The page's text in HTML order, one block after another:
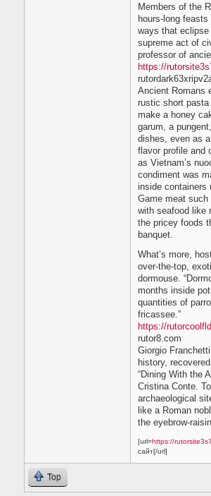
Members of the
hours-long
ways that eclipse
supreme act of
professor of
https://
Ancient Romans
rustic short
make a honey
garum, a
dishes, even as
flavor profile and
as Vietnam’s
condiment was
inside containers
Game meat such
with seafood like
the pricey foods
banquet.
What’s more,
over-the-top,
dormouse.
months inside
quantities of
fricassee.”
https://
rutor8.com
Giorgio
history,
“Dining With the
Cristina Conte.
archaeological
like a Roman
the eyebrow-
[url=https://
сайт[/url]
Top